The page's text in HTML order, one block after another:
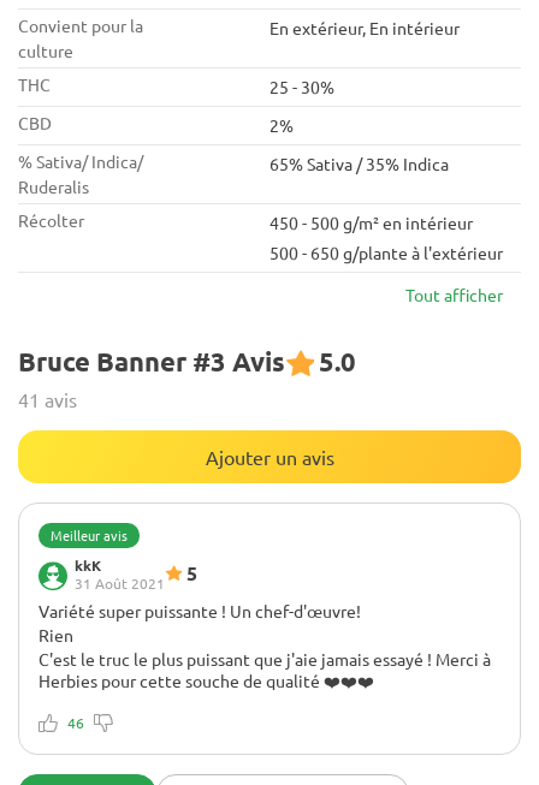
Convient pour la
culture
En extérieur, En intérieur
THC
25 - 30%
CBD
2%
% Sativa/ Indica/
Ruderalis
65% Sativa / 35% Indica
Récolter
450 - 500 g/m² en intérieur
500 - 650 g/plante à l'extérieur
Tout afficher
Bruce Banner #3 Avis 5.0
41 avis
Ajouter un avis
Meilleur avis
kkK
31 Août 2021
5
Variété super puissante ! Un chef-d'œuvre!
Rien
C'est le truc le plus puissant que j'aie jamais essayé ! Merci à
Herbies pour cette souche de qualité ❤️❤️❤️
46